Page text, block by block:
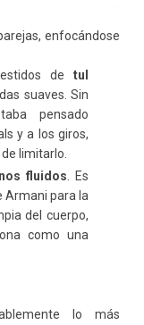
enfocándose
de tul
suaves. Sin
pensado
y a los giros,
limitarlo.
fluidos . Es
Armani para la
del cuerpo,
como una
lo más